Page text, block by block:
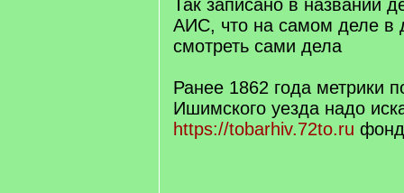
Так записано в названии
АИС, что на самом деле в
смотреть сами дела
Ранее 1862 года метрики
Ишимского уезда надо
https://tobarhiv.72to.ru